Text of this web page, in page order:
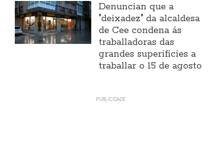
Denuncian que a
"deixadez" da alcaldesa
de Cee condena ás
traballadoras das
grandes superificies a
traballar o 15 de agosto